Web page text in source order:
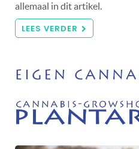
allemaal in dit artikel.
LEES VERDER